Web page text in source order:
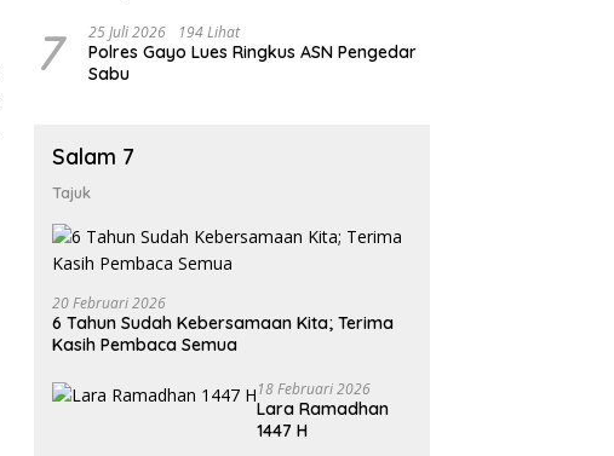
7 25 Juli 2026 194 Lihat
Polres Gayo Lues Ringkus ASN Pengedar
Sabu
Salam 7
Tajuk
20 Februari 2026
6 Tahun Sudah Kebersamaan Kita; Terima
Kasih Pembaca Semua
18 Februari 2026
Lara Ramadhan
1447 H